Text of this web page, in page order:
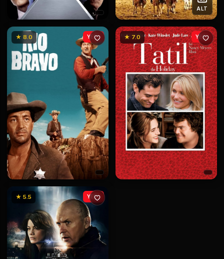
ALT
★ 8.0 YENİ ★ 7.0 YENİ
★ 5.5 YENİ